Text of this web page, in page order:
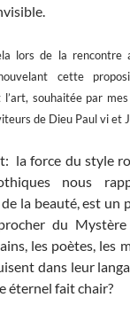
lors de la rencontre
cette
souhaitée par
de Dieu Paul vi et
la force du style
nous
de la beauté, est un
du
les poètes, les
dans leur
éternel fait chair?